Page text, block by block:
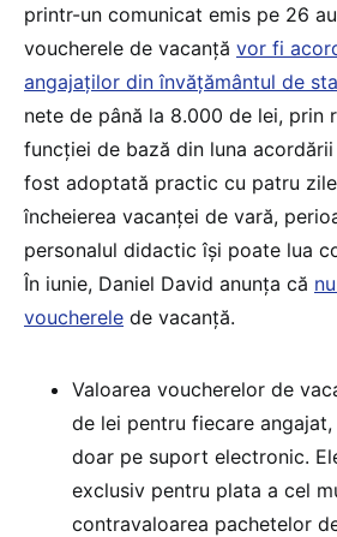
printr-un comunicat emis pe 26
voucherele de vacanță vor fi
angajaților din învățământul de
nete de până la 8.000 de lei, prin
funcției de bază din luna
fost adoptată practic cu patru
încheierea vacanței de vară,
personalul didactic își poate lua
În iunie, Daniel David anunța că
voucherele de vacanță.
Valoarea voucherelor de
de lei pentru fiecare
doar pe suport electronic.
exclusiv pentru plata a cel
contravaloarea pachetelor